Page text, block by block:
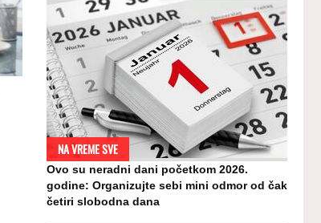
NA VREME SVE
Ovo su neradni dani početkom 2026.
godine: Organizujte sebi mini odmor od čak
četiri slobodna dana